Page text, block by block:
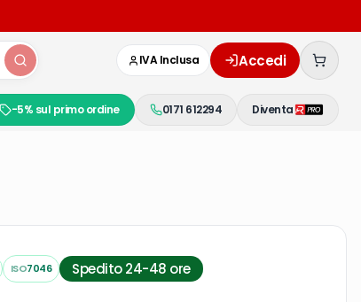
IVA Inclusa Accedi
-5% sul primo ordine 0171 612294 Diventa
ISO7046 Spedito 24-48 ore